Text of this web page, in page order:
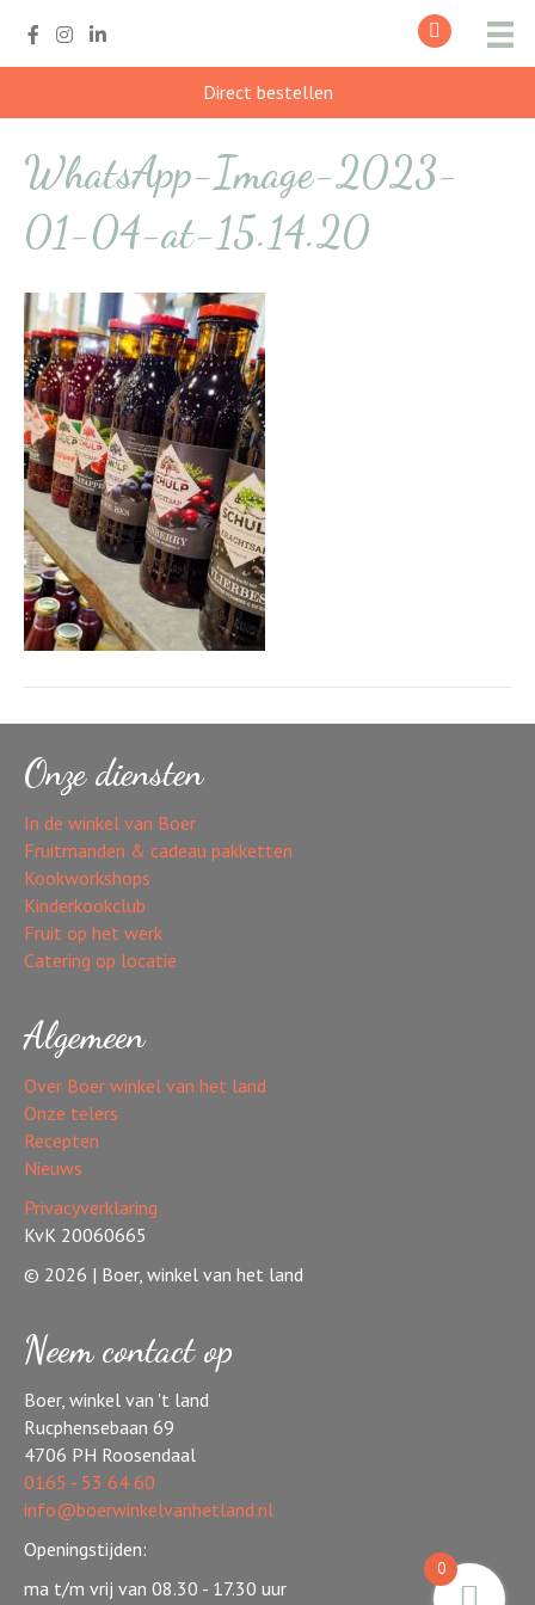
Direct bestellen
WhatsApp-Image-2023-
01-04-at-15.14.20
Onze diensten
In de winkel van Boer
Fruitmanden & cadeau pakketten
Kookworkshops
Kinderkookclub
Fruit op het werk
Catering op locatie
Algemeen
Over Boer winkel van het land
Onze telers
Recepten
Nieuws
Privacyverklaring
KvK 20060665
© 2026 | Boer, winkel van het land
Neem contact op
Boer, winkel van 't land
Rucphensebaan 69
4706 PH Roosendaal
0165 - 53 64 60
info@boerwinkelvanhetland.nl
Openingstijden:
ma t/m vrij van 08.30 - 17.30 uur
0